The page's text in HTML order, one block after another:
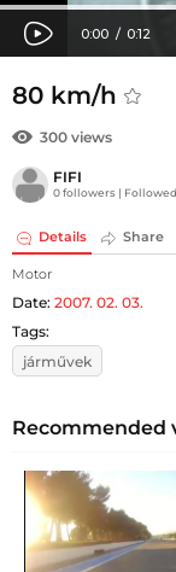
80 km/h
300 views
FIFI
0 followers |
Details Share
Motor
Date: 2007. 02. 03.
Tags:
járművek
Recommended